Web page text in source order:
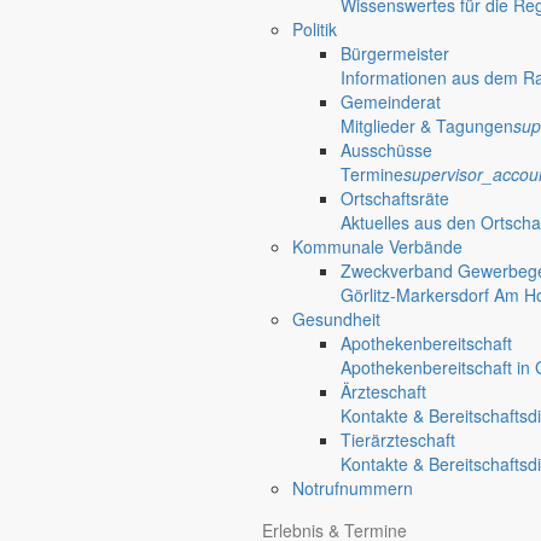
Wissenswertes für die
Politik
Bürgermeister
Informationen aus dem
Gemeinderat
Mitglieder & Tagungen
Ausschüsse
Termine
Ortschaftsräte
Aktuelles aus den
Kommunale Verbände
Zweckverband
Görlitz-Markersdorf Am
Gesundheit
Apothekenbereitschaft
Apothekenbereitschaft in
Ärzteschaft
Kontakte &
Tierärzteschaft
Kontakte &
Notrufnummern
Erlebnis & Termine
mehr aus diesem
Tag der offenen Tür im Kinderhaus
Das Kinderhaus Wirbelwind lädt am 23. September 2026 von 15 bis
Dorf- und Sportfest Friedersdorf